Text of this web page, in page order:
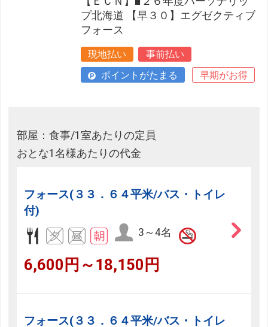
プ北海道 【早３０】エグゼクティブ
フォース
現地払い
事前払い
ポイントがたまる
早期がお得
部屋：食事/1室あたりの定員
おとな1名様あたりの代金
フォース(３３．６４平米/バス・トイレ
付)
3～4名
6,600円～18,150円
フォース(３３．６４平米/バス・トイレ